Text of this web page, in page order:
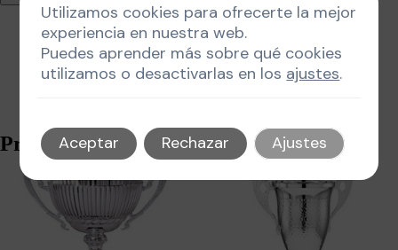
Productos relacionados
Utilizamos cookies para ofrecerte la mejor
experiencia en nuestra web.
Puedes aprender más sobre qué cookies
utilizamos o desactivarlas en los ajustes.
Aceptar Rechazar Ajustes